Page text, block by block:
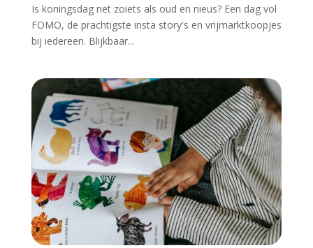
Is koningsdag net zoiets als oud en nieus? Een dag vol
FOMO, de prachtigste insta story's en vrijmarktkoopjes
bij iedereen. Blijkbaar...